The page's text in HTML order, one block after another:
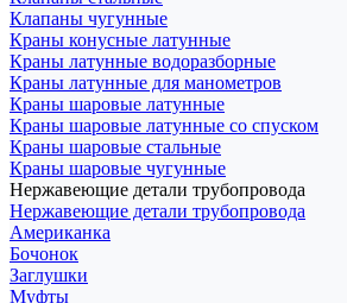
Клапаны чугунные
Краны конусные латунные
Краны латунные водоразборные
Краны латунные для манометров
Краны шаровые латунные
Краны шаровые латунные со спуском
Краны шаровые стальные
Краны шаровые чугунные
Нержавеющие детали трубопровода
Нержавеющие детали трубопровода
Американка
Бочонок
Заглушки
Муфты